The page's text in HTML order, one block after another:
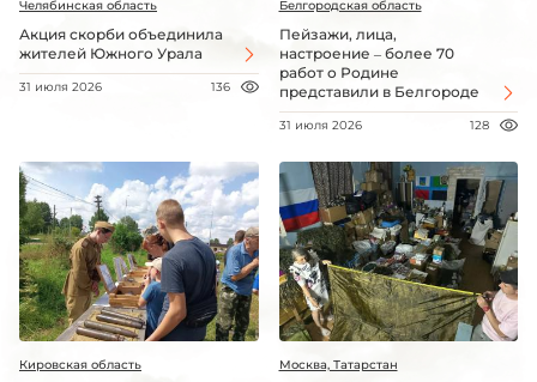
Челябинская область
Акция скорби объединила
жителей Южного Урала
31 июля 2026 136
Белгородская область
Пейзажи, лица,
настроение – более 70
работ о Родине
представили в Белгороде
31 июля 2026 128
Кировская область Москва, Татарстан